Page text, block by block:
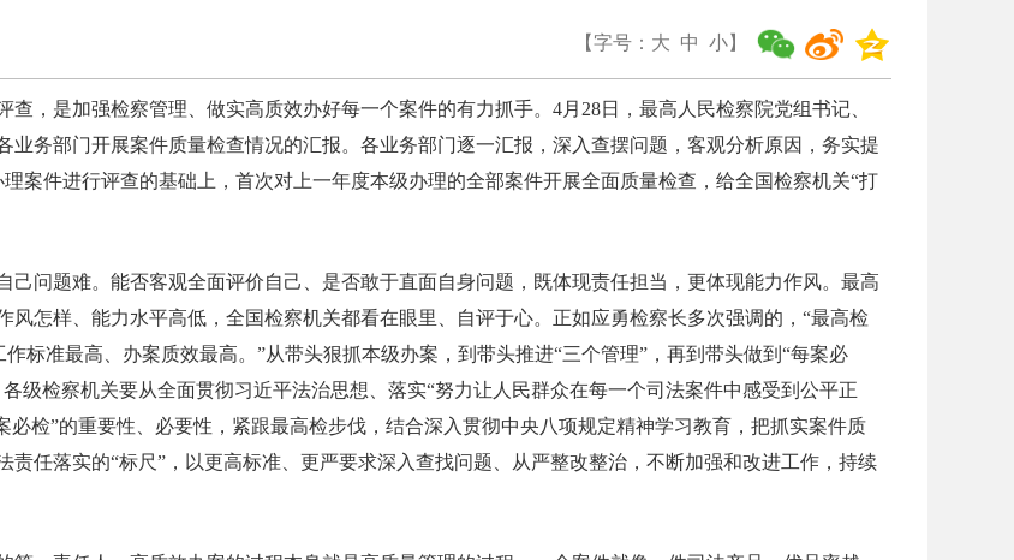
【字号： 大 中 小】
，是加强检察管理、做实高质效办好每一个案件的有力抓手。4月28日，最高人民检察院党组书记、
务部门开展案件质量检查情况的汇报。各业务部门逐一汇报，深入查摆问题，客观分析原因，务实提
案件进行评查的基础上，首次对上一年度本级办理的全部案件开展全面质量检查，给全国检察机关“打
己问题难。能否客观全面评价自己、是否敢于直面自身问题，既体现责任担当，更体现能力作风。最高
怎样、能力水平高低，全国检察机关都看在眼里、自评于心。正如应勇检察长多次强调的，“最高检
标准最高、办案质效最高。”从带头狠抓本级办案，到带头推进“三个管理”，再到带头做到“每案必
级检察机关要从全面贯彻习近平法治思想、落实“努力让人民群众在每一个司法案件中感受到公平正
必检”的重要性、必要性，紧跟最高检步伐，结合深入贯彻中央八项规定精神学习教育，把抓实案件质
任落实的“标尺”，以更高标准、更严要求深入查找问题、从严整改整治，不断加强和改进工作，持续